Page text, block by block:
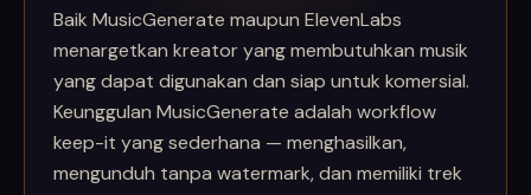
Baik MusicGenerate maupun ElevenLabs
menargetkan kreator yang membutuhkan musik
yang dapat digunakan dan siap untuk komersial.
Keunggulan MusicGenerate adalah workflow
keep-it yang sederhana — menghasilkan,
mengunduh tanpa watermark, dan memiliki trek